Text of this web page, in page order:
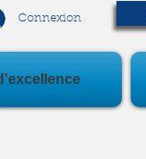
Connexion